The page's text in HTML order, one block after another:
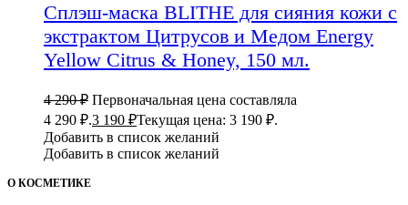
Сплэш-маска BLITHE для сияния кожи с
экстрактом Цитрусов и Медом Energy
Yellow Citrus & Honey, 150 мл.
4 290₽ Первоначальная цена составляла
4 290 ₽.3 190 ₽Текущая цена: 3 190 ₽.
Добавить в список желаний
Добавить в список желаний
О КОСМЕТИКЕ